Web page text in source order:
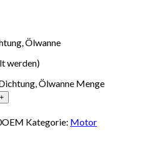
Ölwanne
werden)
Ölwanne Menge
Kategorie: Motor